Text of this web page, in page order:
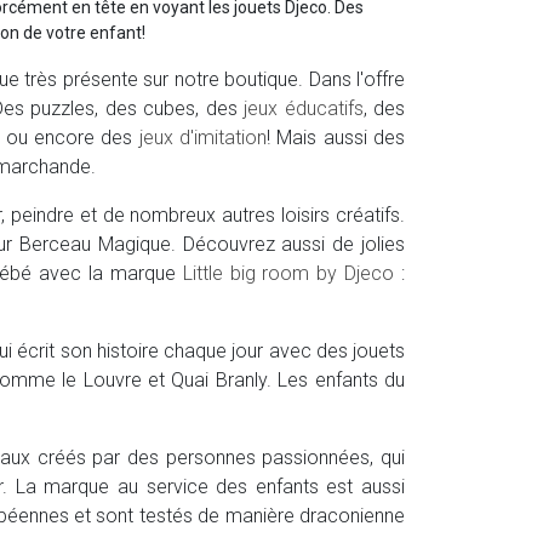
en tête en voyant les jouets Djeco. Des
de votre enfant!
très présente sur notre boutique. Dans l'offre
puzzles, des cubes, des jeux éducatifs, des
ou encore des jeux d'imitation! Mais aussi des
et de nombreux autres loisirs créatifs.
Berceau Magique. Découvrez aussi de jolies
avec la marque Little big room by Djeco :
écrit son histoire chaque jour avec des jouets
le Louvre et Quai Branly. Les enfants du
créés par des personnes passionnées, qui
La marque au service des enfants est aussi
et sont testés de manière draconienne